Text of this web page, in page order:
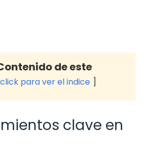
de este
click para ver el indice
clave en